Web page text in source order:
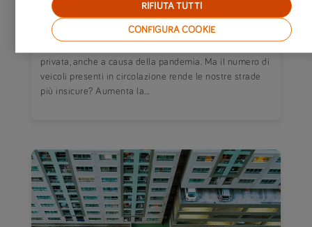
Sinistri in Italia 2021: tornano a crescere gli
incidenti post-lockdown
privata, anche a causa della pandemia. Ma il numero di
veicoli presenti in circolazione rende le nostre strade
più insicure? Aumenta la...
CONFIGURA COOKIE
RIFIUTA TUTTI